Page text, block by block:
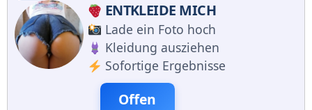
ENTKLEIDE MICH
Lade ein Foto hoch
Kleidung ausziehen
Sofortige Ergebnisse
Offen